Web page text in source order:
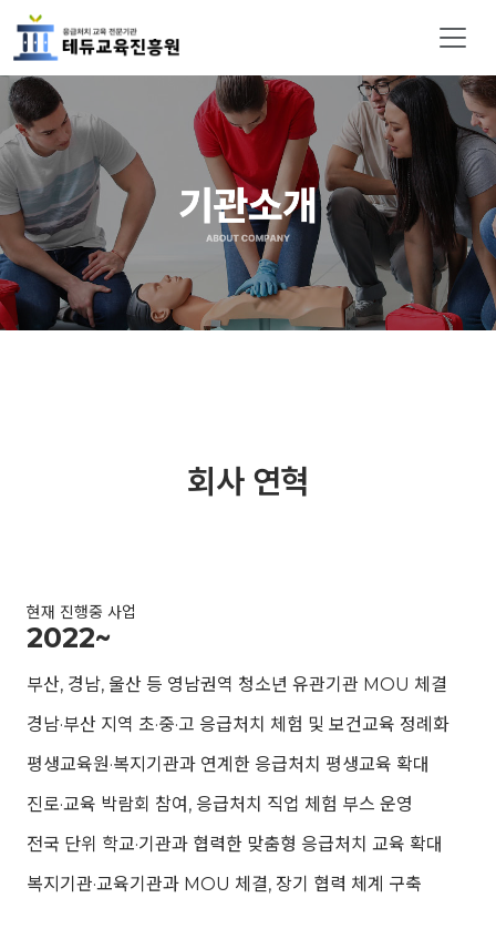
회사 연혁
현재 진행중 사업
2022~
부산, 경남, 울산 등 영남권역 청소년 유관기관 MOU 체결
경남·부산 지역 초·중·고 응급처치 체험 및 보건교육 정례화
평생교육원·복지기관과 연계한 응급처치 평생교육 확대
진로·교육 박람회 참여, 응급처치 직업 체험 부스 운영
전국 단위 학교·기관과 협력한 맞춤형 응급처치 교육 확대
복지기관·교육기관과 MOU 체결, 장기 협력 체계 구축